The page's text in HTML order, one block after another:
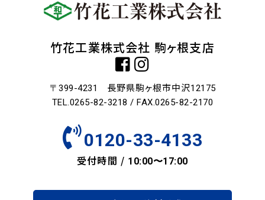
竹花工業株式会社 駒ヶ根支店
〒399-4231 長野県駒ヶ根市中沢12175
TEL.0265-82-3218 / FAX.0265-82-2170
0120-33-4133
受付時間 / 10:00〜17:00